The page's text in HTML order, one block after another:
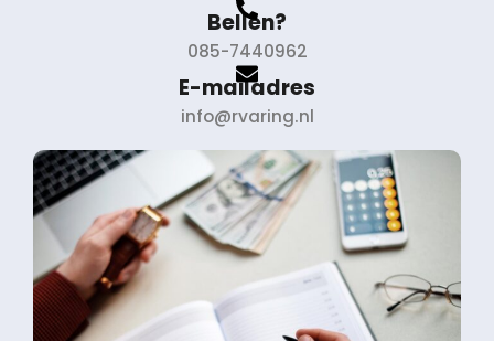
Bellen?
085-7440962
E-mailadres
info@rvaring.nl